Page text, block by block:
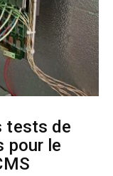
tests de
pour le